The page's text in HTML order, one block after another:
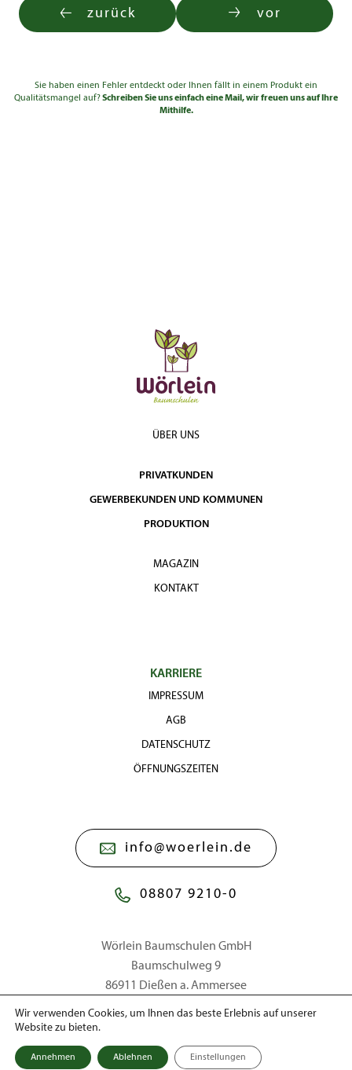
zurück vor
Sie haben einen Fehler entdeckt oder Ihnen fällt in einem Produkt ein
Qualitätsmangel auf?Schreiben Sie uns einfach eine Mail, wir freuen uns auf Ihre
Mithilfe.
ÜBER UNS
PRIVATKUNDEN
GEWERBEKUNDEN UND KOMMUNEN
PRODUKTION
MAGAZIN
KONTAKT
KARRIERE
IMPRESSUM
AGB
DATENSCHUTZ
ÖFFNUNGSZEITEN
info@woerlein.de
08807 9210-0
Wörlein Baumschulen GmbH
Baumschulweg 9
86911 Dießen a. Ammersee
© 2026 Wörlein Baumschulen GmbH
Wir verwenden Cookies, um Ihnen das beste Erlebnis auf unserer
Website zu bieten.
Annehmen Ablehnen Einstellungen